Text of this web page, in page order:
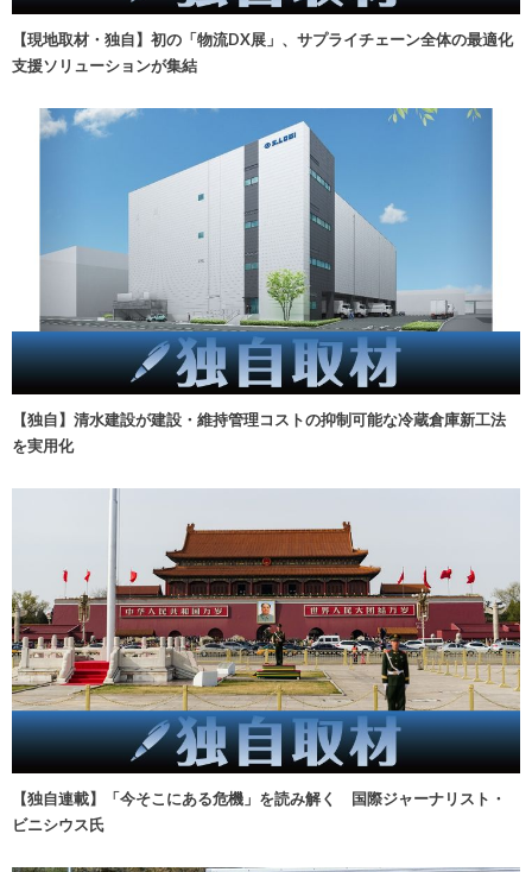
【現地取材・独自】初の「物流DX展」、サプライチェーン全体の最適化
支援ソリューションが集結
【独自】清水建設が建設・維持管理コストの抑制可能な冷蔵倉庫新工法
を実用化
【独自連載】「今そこにある危機」を読み解く 国際ジャーナリスト・
ビニシウス氏